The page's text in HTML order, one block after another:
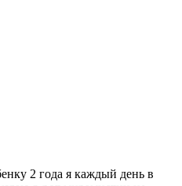
2 года я каждый день в